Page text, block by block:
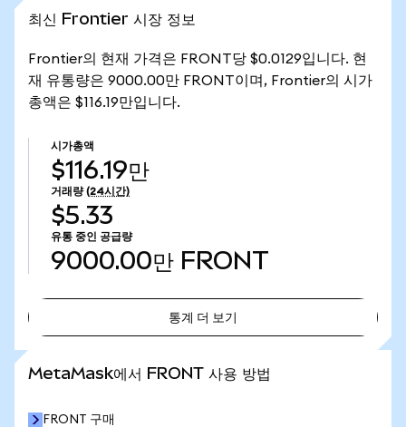
최신 Frontier 시장 정보
Frontier의 현재 가격은 FRONT당 $0.0129입니다. 현
재 유통량은 9000.00만 FRONT이며, Frontier의 시가
총액은 $116.19만입니다.
시가총액
$116.19만
거래량 (24시간)
$5.33
유통 중인 공급량
9000.00만 FRONT
통계 더 보기
MetaMask에서 FRONT 사용 방법
FRONT 구매